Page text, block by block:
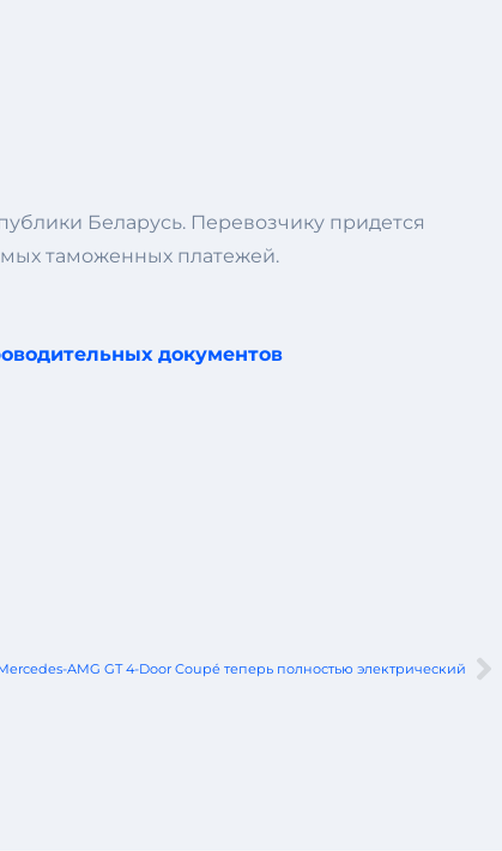
Беларусь. Перевозчику придется
таможенных платежей.
документов
AMG GT 4-Door Coupé теперь полностью электрический